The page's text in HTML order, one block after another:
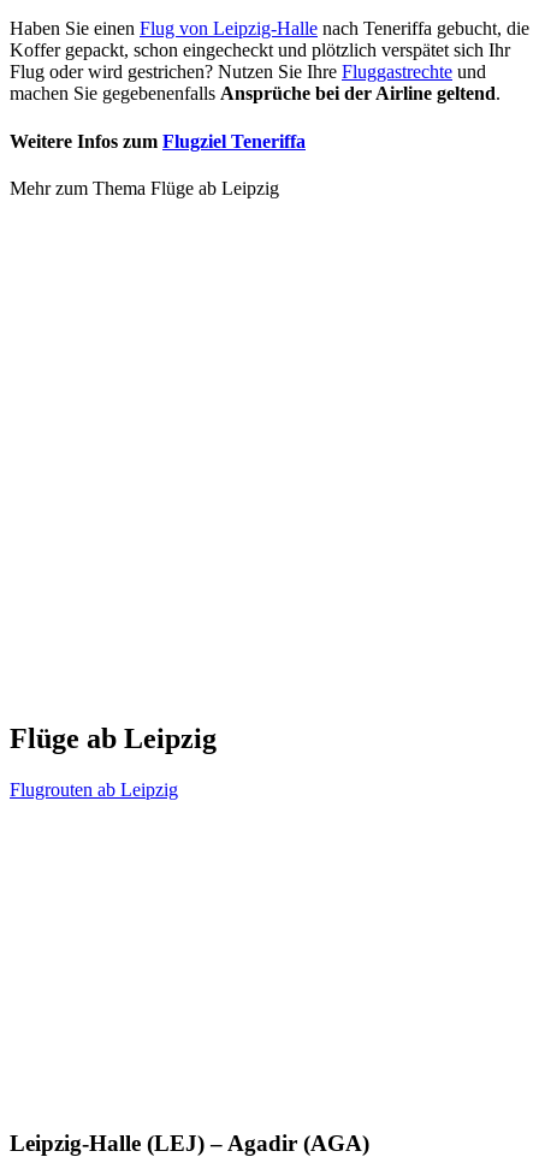
Haben Sie einen Flug von Leipzig-Halle nach Teneriffa gebucht, die
Koffer gepackt, schon eingecheckt und plötzlich verspätet sich Ihr
Flug oder wird gestrichen? Nutzen Sie Ihre Fluggastrechte und
machen Sie gegebenenfalls Ansprüche bei der Airline geltend.
Weitere Infos zum Flugziel Teneriffa
Mehr zum Thema Flüge ab Leipzig
Flüge ab Leipzig
Flugrouten ab Leipzig
Leipzig-Halle (LEJ) – Agadir (AGA)